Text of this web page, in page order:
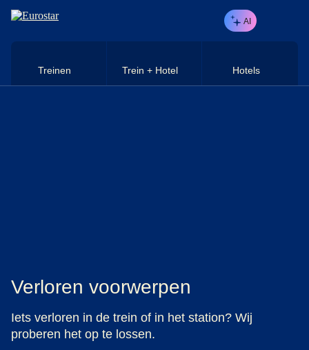
Naar hoofdinhoud
AI
Treinen Trein + Hotel Hotels
Verloren voorwerpen
Iets verloren in de trein of in het station? Wij
proberen het op te lossen.